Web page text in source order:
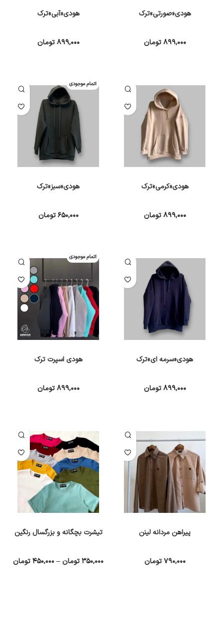
هودی«صورتی»ترک
۸۹۹,۰۰۰ تومان
هودی«آبی»ترک
۸۹۹,۰۰۰ تومان
هودی«کرمی»ترک
۸۹۹,۰۰۰ تومان
اتمام موجودی
هودی«سبز»ترک
۶۵۰,۰۰۰ تومان
هودی«سرمه ای»ترک
۸۹۹,۰۰۰ تومان
اتمام موجودی
هودی اسپرت ترک
۸۹۹,۰۰۰ تومان
پیراهن مردانه لینن
۷۹۰,۰۰۰ تومان
تیشرت بچگانه و بزرگسال رنگین
۳۵۰,۰۰۰تومان–۴۵۰,۰۰۰تومان